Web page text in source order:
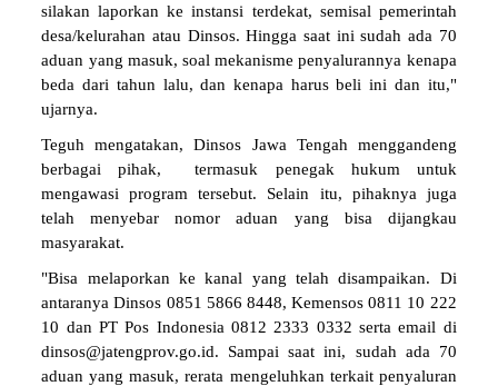
silakan laporkan ke instansi terdekat, semisal pemerintah
desa/kelurahan atau Dinsos. Hingga saat ini sudah ada 70
aduan yang masuk, soal mekanisme penyalurannya kenapa
beda dari tahun lalu, dan kenapa harus beli ini dan itu,"
ujarnya.
Teguh mengatakan, Dinsos Jawa Tengah menggandeng
berbagai pihak, termasuk penegak hukum untuk
mengawasi program tersebut. Selain itu, pihaknya juga
telah menyebar nomor aduan yang bisa dijangkau
masyarakat.
"Bisa melaporkan ke kanal yang telah disampaikan. Di
antaranya Dinsos 0851 5866 8448, Kemensos 0811 10 222
10 dan PT Pos Indonesia 0812 2333 0332 serta email di
dinsos@jatengprov.go.id. Sampai saat ini, sudah ada 70
aduan yang masuk, rerata mengeluhkan terkait penyaluran